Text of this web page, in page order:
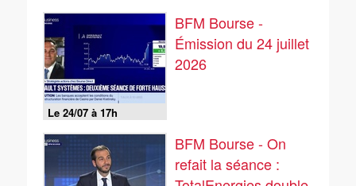
Le 24/07 à 17h
BFM Bourse -
Émission du 24 juillet
2026
BFM Bourse - On
refait la séance :